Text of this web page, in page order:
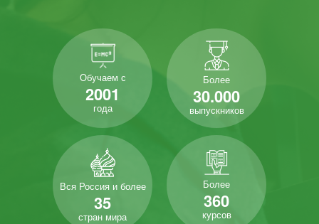
Обучаем с
2001
года
Более
30.000
выпускников
Вся Россия и более
35
стран мира
Более
360
курсов